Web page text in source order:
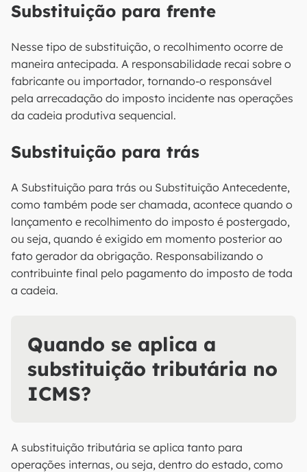
Substituição para frente
Nesse tipo de substituição, o recolhimento ocorre de
maneira antecipada. A responsabilidade recai sobre o
fabricante ou importador, tornando-o responsável
pela arrecadação do imposto incidente nas operações
da cadeia produtiva sequencial.
Substituição para trás
A Substituição para trás ou Substituição Antecedente,
como também pode ser chamada, acontece quando o
lançamento e recolhimento do imposto é postergado,
ou seja, quando é exigido em momento posterior ao
fato gerador da obrigação. Responsabilizando o
contribuinte final pelo pagamento do imposto de toda
a cadeia.
Quando se aplica a
substituição tributária no
ICMS?
A substituição tributária se aplica tanto para
operações internas, ou seja, dentro do estado, como